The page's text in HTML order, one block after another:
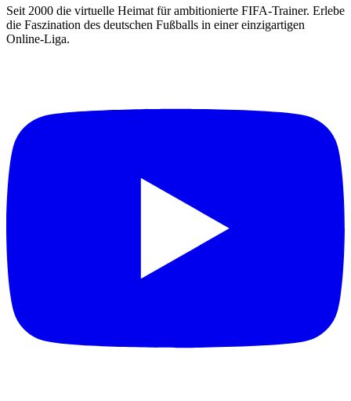
Seit 2000 die virtuelle Heimat für ambitionierte FIFA-Trainer. Erlebe
die Faszination des deutschen Fußballs in einer einzigartigen
Online-Liga.